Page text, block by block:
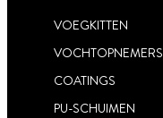
VOEGKITTEN
VOCHTOPNEMERS
COATINGS
PU-SCHUIMEN